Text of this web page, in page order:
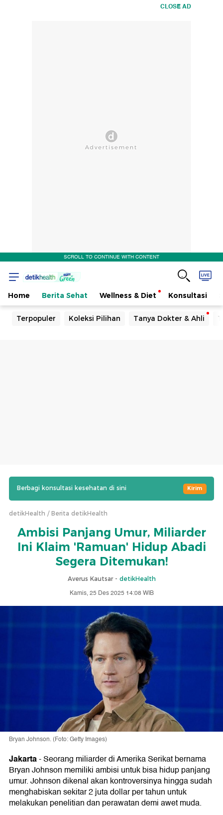
CLOSE AD
SCROLL TO CONTINUE WITH CONTENT
Home Berita Sehat Wellness & Diet Konsultasi
Terpopuler Koleksi Pilihan Tanya Dokter & Ahli
Berbagi konsultasi kesehatan di sini Kirim
detikHealth Berita detikHealth
Ambisi Panjang Umur, Miliarder
Ini Klaim 'Ramuan' Hidup Abadi
Segera Ditemukan!
Averus Kautsar - detikHealth
Kamis, 25 Des 2025 14:08 WIB
Bryan Johnson. (Foto: Getty Images)
Jakarta-Seorang miliarder di Amerika Serikat bernama
Bryan Johnson memiliki ambisi untuk bisa hidup panjang
umur. Johnson dikenal akan kontroversinya hingga sudah
menghabiskan sekitar 2 juta dollar per tahun untuk
melakukan penelitian dan perawatan demi awet muda.